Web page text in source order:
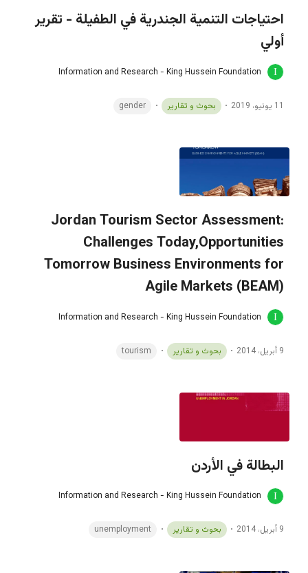
احتياجات التنمية الجندرية في الطفيلة - تقرير
أولي
Information and Research - King Hussein Foundation
11 يونيو، 2019 بحوث و تقارير gender
Jordan Tourism Sector Assessment:
Challenges Today,Opportunities
Tomorrow Business Environments for
Agile Markets (BEAM)
Information and Research - King Hussein Foundation
9 أبريل، 2014 بحوث و تقارير tourism
البطالة في الأردن
Information and Research - King Hussein Foundation
9 أبريل، 2014 بحوث و تقارير unemployment